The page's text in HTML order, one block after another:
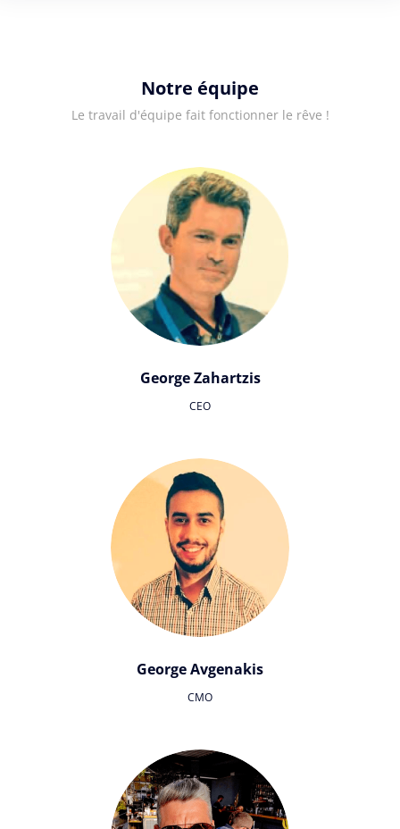
Notre équipe
Le travail d'équipe fait fonctionner le rêve !
George Zahartzis
CEO
George Avgenakis
CMO